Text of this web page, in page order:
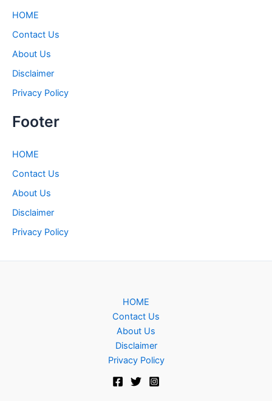
HOME
Contact Us
About Us
Disclaimer
Privacy Policy
Footer
HOME
Contact Us
About Us
Disclaimer
Privacy Policy
HOME
Contact Us
About Us
Disclaimer
Privacy Policy